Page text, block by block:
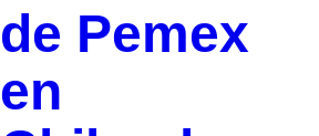
de Pemex
en